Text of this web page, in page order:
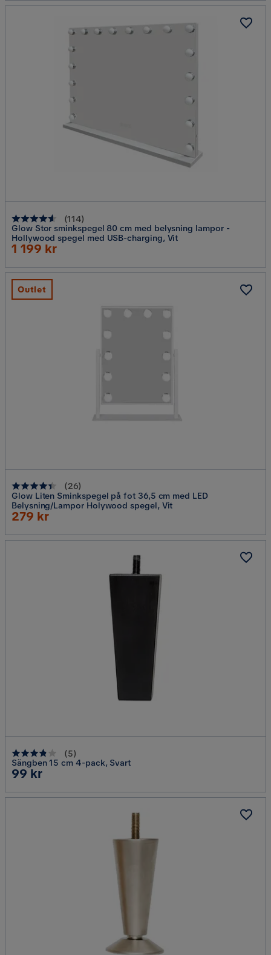
(114)
Glow Stor sminkspegel 80 cm med belysning lampor -
Hollywood spegel med USB-charging, Vit
Rabatterat
1 199 kr
(26)
Glow Liten Sminkspegel på fot 36,5 cm med LED
Belysning/Lampor Holywood spegel, Vit
Rabatterat
279 kr
Outlet
(5)
Sängben 15 cm 4-pack, Svart
Pris
99 kr